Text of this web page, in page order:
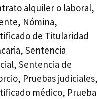
alquiler o laboral,
Nómina,
de Titularidad
Sentencia
Sentencia de
Pruebas judiciales,
médico, Prueba